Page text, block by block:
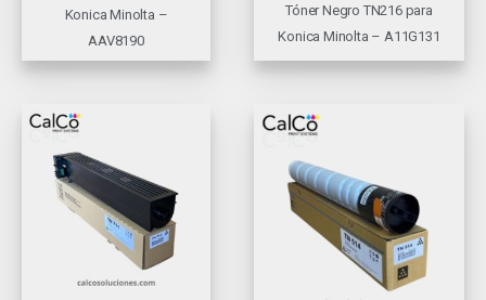
Konica Minolta –
AAV8190
Tóner Negro TN216 para
Konica Minolta – A11G131